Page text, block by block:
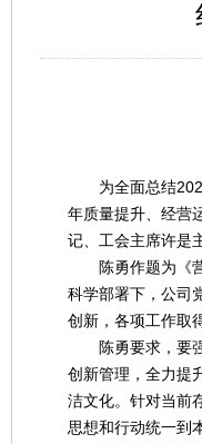
为全面总结2025
年质量提升、经营
记、工会主席许是
陈勇作题为《营
科学部署下，公司
创新，各项工作取
陈勇要求，要强
创新管理，全力提
洁文化。针对当前
思想和行动统一到